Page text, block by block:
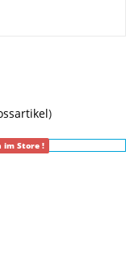
)
im Store !